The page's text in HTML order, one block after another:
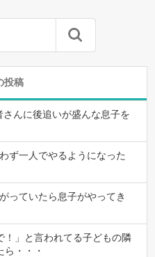
投稿
さんに後追いが盛んな息子を
ず一人でやるようになった
っていたら息子がやってき
！」と言われてる子どもの隣
・・・